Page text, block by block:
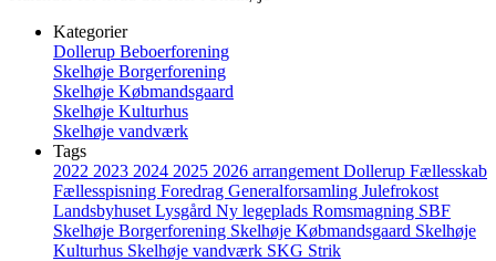
Kategorier
Dollerup Beboerforening
Skelhøje Borgerforening
Skelhøje Købmandsgaard
Skelhøje Kulturhus
Skelhøje vandværk
Tags
2022 2023 2024 2025 2026 arrangement Dollerup Fællesskab
Fællesspisning Foredrag Generalforsamling Julefrokost
Landsbyhuset Lysgård Ny legeplads Romsmagning SBF
Skelhøje Borgerforening Skelhøje Købmandsgaard Skelhøje
Kulturhus Skelhøje vandværk SKG Strik